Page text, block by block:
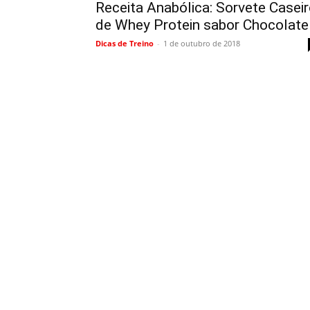
Receita Anabólica: Sorvete
de Whey Protein sabor Chocolate
Dicas de Treino - 1 de outubro de 2018